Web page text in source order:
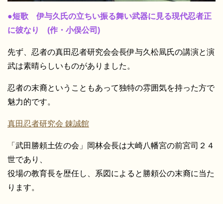
●短歌 伊与久氏の立ちい振る舞い武器に見る現代忍者正
に彼なり (作・小俣公司)
先ず、忍者の真田忍者研究会会長伊与久松凬氏の講演と演
武は素晴らしいものがありました。
忍者の末裔ということもあって独特の雰囲気を持った方で
魅力的です。
真田忍者研究会 錬誠館
「武田勝頼土佐の会」岡林会長は大崎八幡宮の前宮司２４
世であり、
役場の教育長を歴任し、系図によると勝頼公の末裔に当た
ります。